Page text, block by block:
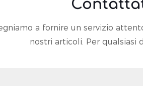
a fornire un servizio
nostri articoli. Per qualsiasi